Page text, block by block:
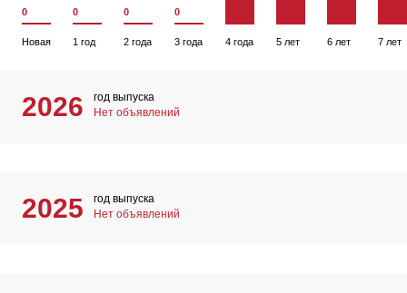
0
Новая
0
1 год
0
2 года
0
3 года 4 года 5 лет 6 лет 7 лет
2026
год выпуска
Нет объявлений
2025
год выпуска
Нет объявлений